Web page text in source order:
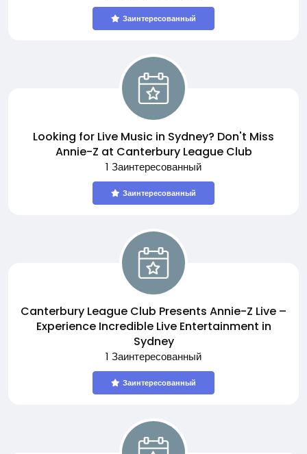
Заинтересованный
Looking for Live Music in Sydney? Don't Miss
Annie-Z at Canterbury League Club
1 Заинтересованный
Заинтересованный
Canterbury League Club Presents Annie-Z Live –
Experience Incredible Live Entertainment in
Sydney
1 Заинтересованный
Заинтересованный